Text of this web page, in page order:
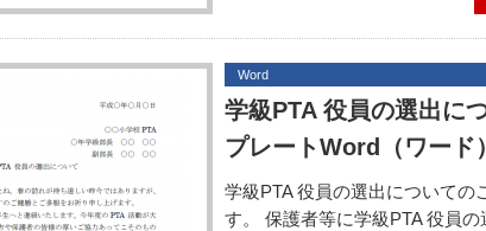
Word
学級PTA 役員の選出に
プレートWord（ワード）
学級PTA 役員の選出についての
す。 保護者等に学級PTA 役員